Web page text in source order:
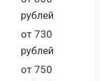
рублей
от 730
рублей
от 750